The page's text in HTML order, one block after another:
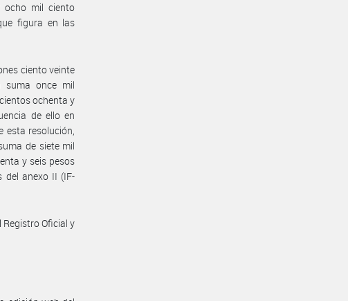
ocho mil ciento
figura en las
ciento veinte
suma once mil
ochenta y
de ello en
esta resolución,
de siete mil
y seis pesos
del anexo II (IF-
Registro Oficial y